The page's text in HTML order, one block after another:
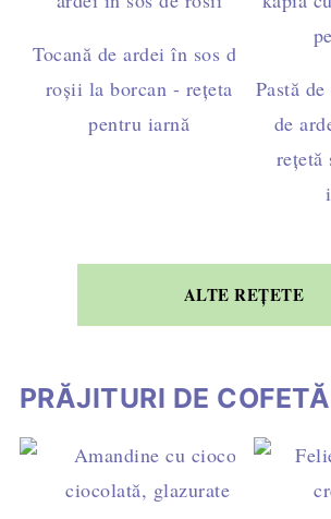
Tocană de ardei în sos de
roșii la borcan - rețeta
pentru iarnă
Pastă
de
rețetă
ALTE REȚETE
PRĂJITURI DE